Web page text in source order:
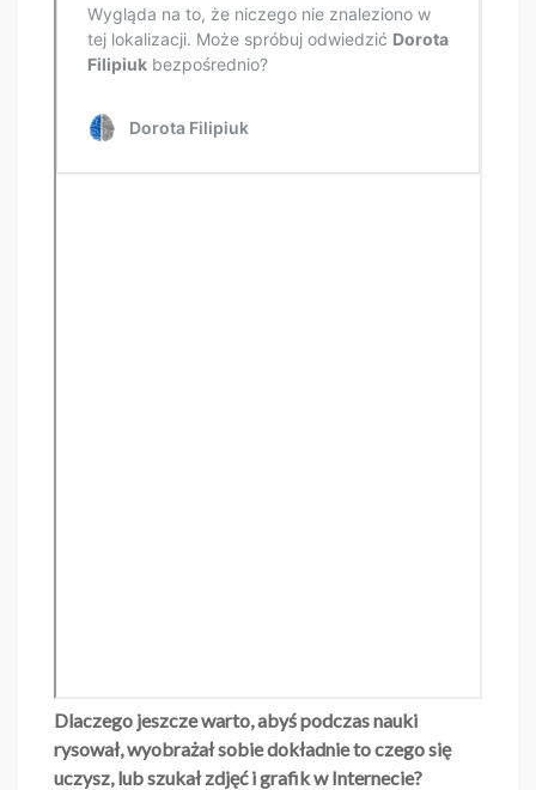
Dlaczego jeszcze warto, abyś podczas nauki
rysował, wyobrażał sobie dokładnie to czego się
uczysz, lub szukał zdjęć i grafik w Internecie?